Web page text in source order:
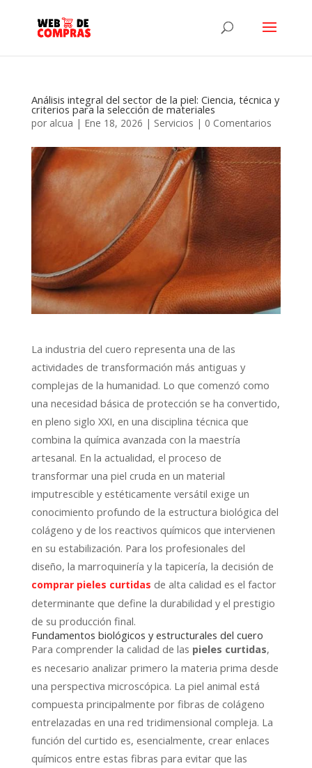
Análisis integral del sector de la piel: Ciencia, técnica y
criterios para la selección de materiales
por alcua | Ene 18, 2026 | Servicios | 0 Comentarios
La industria del cuero representa una de las
actividades de transformación más antiguas y
complejas de la humanidad. Lo que comenzó como
una necesidad básica de protección se ha convertido,
en pleno siglo XXI, en una disciplina técnica que
combina la química avanzada con la maestría
artesanal. En la actualidad, el proceso de
transformar una piel cruda en un material
imputrescible y estéticamente versátil exige un
conocimiento profundo de la estructura biológica del
colágeno y de los reactivos químicos que intervienen
en su estabilización. Para los profesionales del
diseño, la marroquinería y la tapicería, la decisión de
comprar pieles curtidas de alta calidad es el factor
determinante que define la durabilidad y el prestigio
de su producción final.
Fundamentos biológicos y estructurales del cuero
Para comprender la calidad de las pieles curtidas,
es necesario analizar primero la materia prima desde
una perspectiva microscópica. La piel animal está
compuesta principalmente por fibras de colágeno
entrelazadas en una red tridimensional compleja. La
función del curtido es, esencialmente, crear enlaces
químicos entre estas fibras para evitar que las